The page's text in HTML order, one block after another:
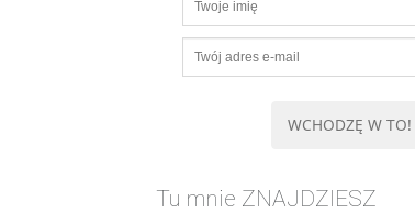
Tu mnie ZNAJDZIESZ